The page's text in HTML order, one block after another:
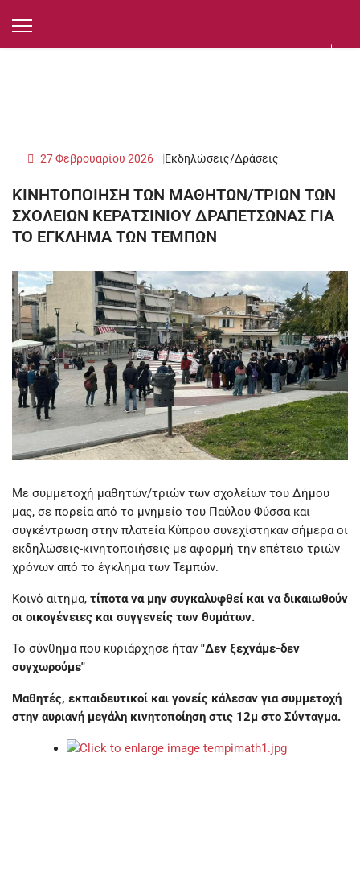
Εκδηλώσεις/Δράσεις
27 Φεβρουαρίου 2026
ΚΙΝΗΤΟΠΟΙΗΣΗ ΤΩΝ ΜΑΘΗΤΩΝ/ΤΡΙΩΝ ΤΩΝ
ΣΧΟΛΕΙΩΝ ΚΕΡΑΤΣΙΝΙΟΥ ΔΡΑΠΕΤΣΩΝΑΣ ΓΙΑ
ΤΟ ΕΓΚΛΗΜΑ ΤΩΝ ΤΕΜΠΩΝ
Με συμμετοχή μαθητών/τριών των σχολείων του Δήμου
μας, σε πορεία από το μνημείο του Παύλου Φύσσα και
συγκέντρωση στην πλατεία Κύπρου συνεχίστηκαν σήμερα οι
εκδηλώσεις-κινητοποιήσεις με αφορμή την επέτειο τριών
χρόνων από το έγκλημα των Τεμπών.
Κοινό αίτημα, τίποτα να μην συγκαλυφθεί και να δικαιωθούν
οι οικογένειες και συγγενείς των θυμάτων.
Το σύνθημα που κυριάρχησε ήταν "Δεν ξεχνάμε-δεν
συγχωρούμε"
Μαθητές, εκπαιδευτικοί και γονείς κάλεσαν για συμμετοχή
στην αυριανή μεγάλη κινητοποίηση στις 12μ στο Σύνταγμα.